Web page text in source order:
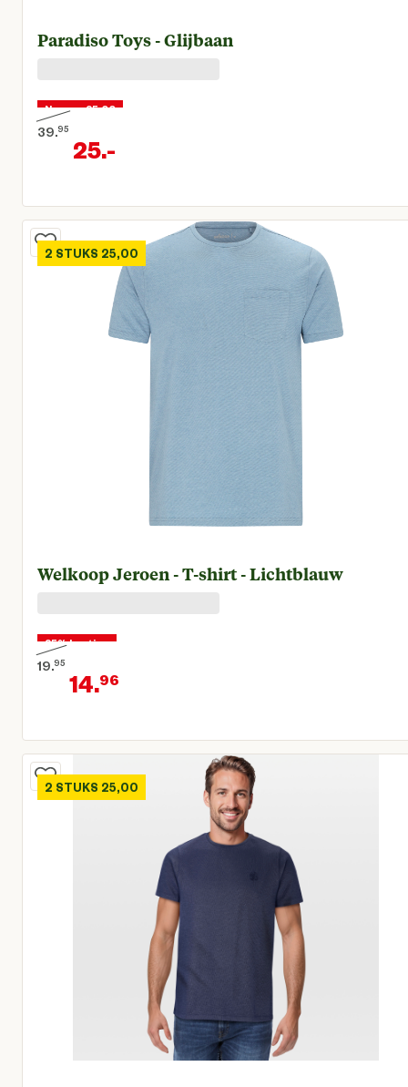
Paradiso Toys - Glijbaan
Nu voor 25,00
39.95
Oorspronkelijke prijs € 39,95
25.-
Huidige prijs € 25,00
2 STUKS 25,00
Welkoop Jeroen - T-shirt - Lichtblauw
25% korting
19.95
Oorspronkelijke prijs € 19,95
14.96
Huidige prijs € 14,96
2 STUKS 25,00